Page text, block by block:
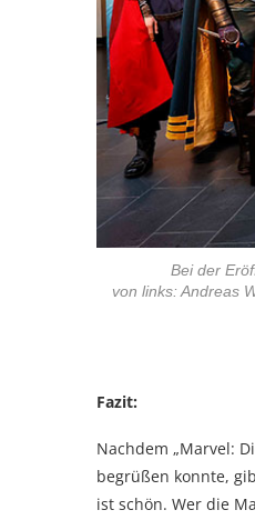
Bei der
von links: Andreas
Fazit:
Nachdem „Marvel:
begrüßen konnte,
ist schön. Wer die